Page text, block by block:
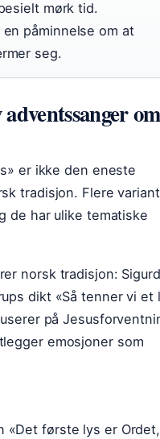
mørk tid.
påminnelse om at
seg.
om
er ikke den eneste
tradisjon. Flere
de har ulike tematiske
norsk tradisjon: Sigurd
dikt «Så tenner vi et
på
emosjoner som
«Det første lys er Ordet,